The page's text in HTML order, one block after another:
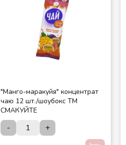
"Манго-маракуйя" концентрат
чаю 12 шт./шоубокс ТМ
СМАКУЙТЕ
- +